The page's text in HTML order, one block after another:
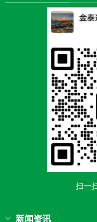
新闻资讯
扫一